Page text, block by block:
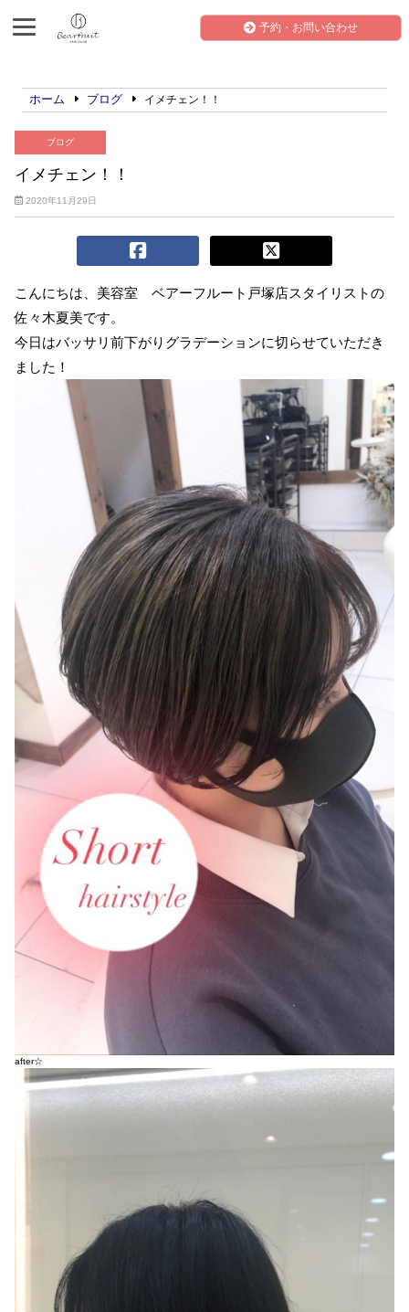
予約・お問い合わせ
ホーム ブログ イメチェン！！
ブログ
イメチェン！！
2020年11月29日
こんにちは、美容室 ベアーフルート戸塚店スタイリストの
佐々木夏美です。
今日はバッサリ前下がりグラデーションに切らせていただき
ました！
after☆